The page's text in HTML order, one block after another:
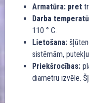
Armatūra: pret
Darba
110 ° C.
Lietošana:
sistēmām,
Priekšrocības:
diametru izvēle.